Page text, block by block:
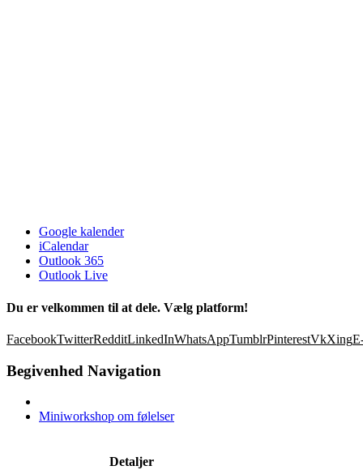
Google kalender
iCalendar
Outlook 365
Outlook Live
Du er velkommen til at dele. Vælg platform!
FacebookTwitterRedditLinkedInWhatsAppTumblrPinterestVkXing
Begivenhed Navigation
Miniworkshop om følelser
Detaljer